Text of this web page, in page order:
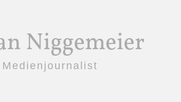
Niggemeier
Medienjournalist